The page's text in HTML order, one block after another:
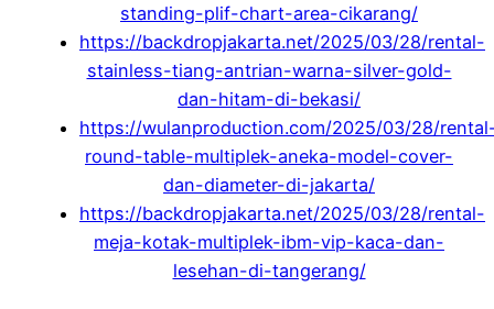
standing-plif-chart-area-cikarang/
https://backdropjakarta.net/2025/03/28/rental-
stainless-tiang-antrian-warna-silver-gold-
dan-hitam-di-bekasi/
https://wulanproduction.com/2025/03/28/
round-table-multiplek-aneka-model-cover-
dan-diameter-di-jakarta/
https://backdropjakarta.net/2025/03/28/rental-
meja-kotak-multiplek-ibm-vip-kaca-dan-
lesehan-di-tangerang/